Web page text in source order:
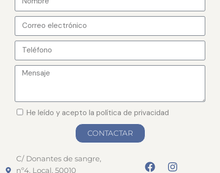
He leído y acepto la política de privacidad
CONTACTAR
C/ Donantes de sangre,
nº4. Local, 50010